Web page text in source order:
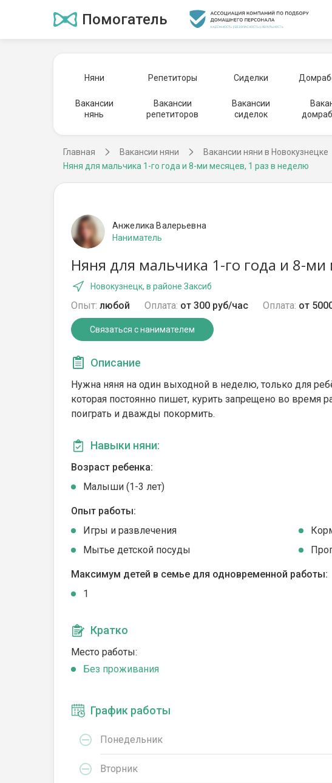
Помогатель
Няни Репетиторы Сиделки
Вакансии
нянь
Вакансии
репетиторов
Вакансии
сиделок
Главная Вакансии няни Вакансии няни в Новокузнецке
Няня для мальчика 1-го года и 8-ми месяцев, 1 раз в неделю
Анжелика Валерьевна
Наниматель
Няня для мальчика 1-го года и 8-
Новокузнецк, в районе Заксиб
Опыт: любой Оплата: от 300 руб/час Оплата: от
Связаться с нанимателем
Описание
Нужна няня на один выходной в неделю, только для
которая постоянно пишет, курить запрещено во время
поиграть и дважды покормить.
Навыки няни:
Возраст ребенка:
Малыши (1-3 лет)
Опыт работы:
Игры и развлечения
Мытье детской посуды
Максимум детей в семье для одновременной работы:
1
Кратко
Место работы:
Без проживания
График работы
Понедельник
Вторник